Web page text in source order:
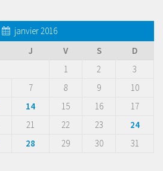
janvier 2016
J V S
D
1
2
3
7 8 9
10
14 15 16
17
21 22 23
24
28 29 30
31